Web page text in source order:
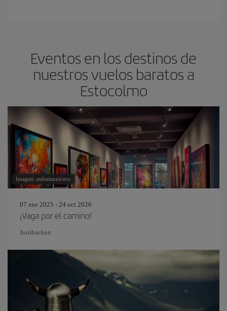
Eventos en los destinos de
nuestros vuelos baratos a
Estocolmo
Imagen: mihaitarniceru
07 ene 2025 - 24 oct 2026
¡Vaga por el camino!
Junibacken